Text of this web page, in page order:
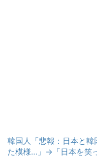
韓国人「悲報：日本と
た模様…」→「日本を笑